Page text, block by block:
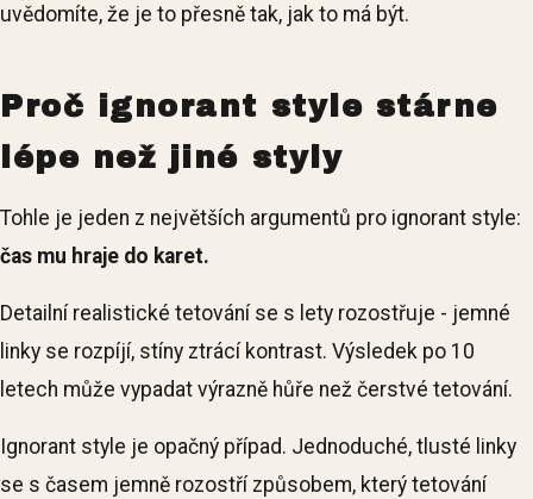
uvědomíte, že je to přesně tak, jak to má být.
Proč ignorant style stárne
lépe než jiné styly
Tohle je jeden z největších argumentů pro ignorant style:
čas mu hraje do karet.
Detailní realistické tetování se s lety rozostřuje - jemné
linky se rozpíjí, stíny ztrácí kontrast. Výsledek po 10
letech může vypadat výrazně hůře než čerstvé tetování.
Ignorant style je opačný případ. Jednoduché, tlusté linky
se s časem jemně rozostří způsobem, který tetování